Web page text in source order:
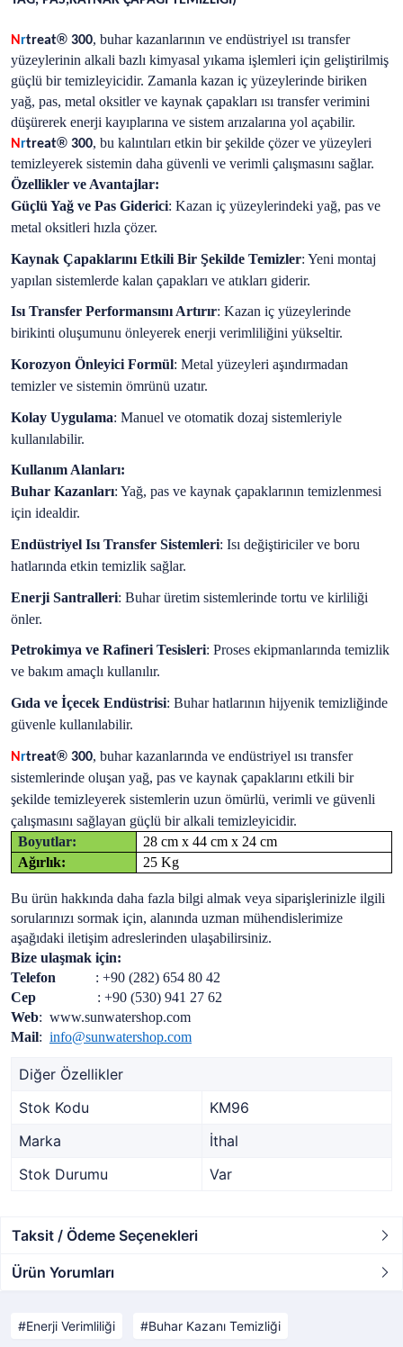
Nrtreat® 300, buhar kazanlarının ve endüstriyel ısı transfer
yüzeylerinin alkali bazlı kimyasal yıkama işlemleri için geliştirilmiş
güçlü bir temizleyicidir. Zamanla kazan iç yüzeylerinde biriken
yağ, pas, metal oksitler ve kaynak çapakları ısı transfer verimini
düşürerek enerji kayıplarına ve sistem arızalarına yol açabilir.
Nrtreat® 300, bu kalıntıları etkin bir şekilde çözer ve yüzeyleri
temizleyerek sistemin daha güvenli ve verimli çalışmasını sağlar.
Özellikler ve Avantajlar:
Güçlü Yağ ve Pas Giderici: Kazan iç yüzeylerindeki yağ, pas ve
metal oksitleri hızla çözer.
Kaynak Çapaklarını Etkili Bir Şekilde Temizler: Yeni montaj
yapılan sistemlerde kalan çapakları ve atıkları giderir.
Isı Transfer Performansını Artırır: Kazan iç yüzeylerinde
birikinti oluşumunu önleyerek enerji verimliliğini yükseltir.
Korozyon Önleyici Formül: Metal yüzeyleri aşındırmadan
temizler ve sistemin ömrünü uzatır.
Kolay Uygulama: Manuel ve otomatik dozaj sistemleriyle
kullanılabilir.
Kullanım Alanları:
Buhar Kazanları: Yağ, pas ve kaynak çapaklarının temizlenmesi
için idealdir.
Endüstriyel Isı Transfer Sistemleri: Isı değiştiriciler ve boru
hatlarında etkin temizlik sağlar.
Enerji Santralleri: Buhar üretim sistemlerinde tortu ve kirliliği
önler.
Petrokimya ve Rafineri Tesisleri: Proses ekipmanlarında temizlik
ve bakım amaçlı kullanılır.
Gıda ve İçecek Endüstrisi: Buhar hatlarının hijyenik temizliğinde
güvenle kullanılabilir.
Nrtreat® 300, buhar kazanlarında ve endüstriyel ısı transfer
sistemlerinde oluşan yağ, pas ve kaynak çapaklarını etkili bir
şekilde temizleyerek sistemlerin uzun ömürlü, verimli ve güvenli
çalışmasını sağlayan güçlü bir alkali temizleyicidir.
Boyutlar:
28 cm x 44 cm x 24 cm
Ağırlık:
25 Kg
Bu ürün hakkında daha fazla bilgi almak veya siparişlerinizle ilgili
sorularınızı sormak için, alanında uzman mühendislerimize
aşağıdaki iletişim adreslerinden ulaşabilirsiniz.
Bize ulaşmak için:
Telefon : +90 (282) 654 80 42
Cep : +90 (530) 941 27 62
Web: www.sunwatershop.com
Mail: info@sunwatershop.com
Diğer Özellikler
Stok Kodu
KM96
Marka
İthal
Stok Durumu
Var
Taksit / Ödeme Seçenekleri
Ürün Yorumları
Enerji Verimliliği Buhar Kazanı Temizliği